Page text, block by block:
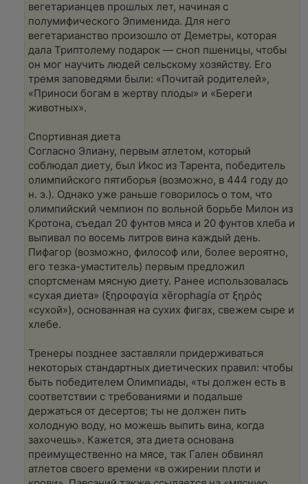
вегетарианцев прошлых лет, начиная с
полумифического Эпименида. Для него
вегетарианство произошло от Деметры, которая
дала Триптолему подарок — сноп пшеницы, чтобы
он мог научить людей сельскому хозяйству. Его
тремя заповедями были: «Почитай родителей»,
«Приноси богам в жертву плоды» и «Береги
животных».
Спортивная диета
Согласно Элиану, первым атлетом, который
соблюдал диету, был Икос из Тарента, победитель
олимпийского пятиборья (возможно, в 444 году до
н. э.). Однако уже раньше говорилось о том, что
олимпийский чемпион по вольной борьбе Милон из
Кротона, съедал 20 фунтов мяса и 20 фунтов хлеба и
выпивал по восемь литров вина каждый день.
Пифагор (возможно, философ или, более вероятно,
его тезка-умаститель) первым предложил
спортсменам мясную диету. Ранее использовалась
«сухая диета» (ξηροφαγία xērophagía от ξηρός
«сухой»), основанная на сухих фигах, свежем сыре и
хлебе.
Тренеры позднее заставляли придерживаться
некоторых стандартных диетических правил: чтобы
быть победителем Олимпиады, «ты должен есть в
соответствии с требованиями и подальше
держаться от десертов; ты не должен пить
холодную воду, но можешь выпить вина, когда
захочешь». Кажется, эта диета основана
преимущественно на мясе, так Гален обвинял
атлетов своего времени «в ожирении плоти и